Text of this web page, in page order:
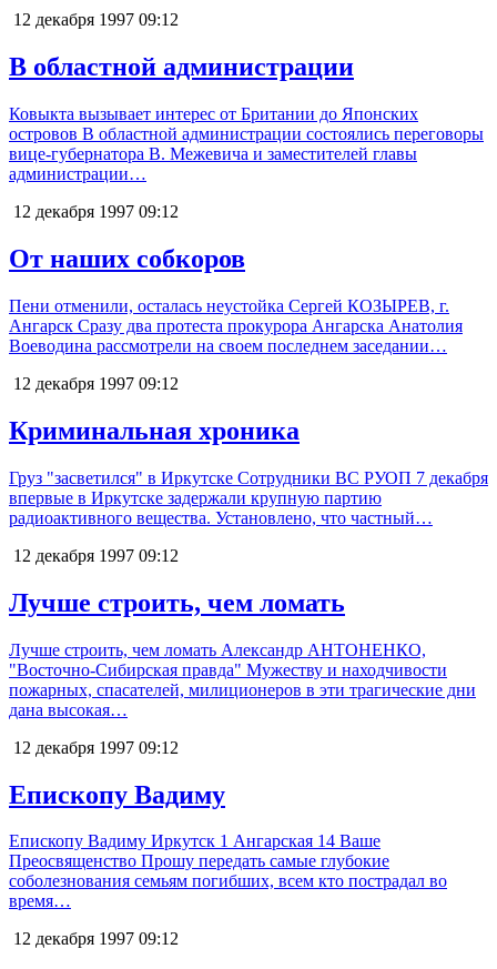
12 декабря 1997 09:12
В областной администрации
Ковыкта вызывает интерес от Британии до Японских
островов В областной администрации состоялись переговоры
вице-губернатора В. Межевича и заместителей главы
администрации…
12 декабря 1997 09:12
От наших собкоров
Пени отменили, осталась неустойка Сергей КОЗЫРЕВ, г.
Ангарск Сразу два протеста прокурора Ангарска Анатолия
Воеводина рассмотрели на своем последнем заседании…
12 декабря 1997 09:12
Криминальная хроника
Груз "засветился" в Иркутске Сотрудники ВС РУОП 7 декабря
впервые в Иркутске задержали крупную партию
радиоактивного вещества. Установлено, что частный…
12 декабря 1997 09:12
Лучше строить, чем ломать
Лучше строить, чем ломать Александр АНТОНЕНКО,
"Восточно-Сибирская правда" Мужеству и находчивости
пожарных, спасателей, милиционеров в эти трагические дни
дана высокая…
12 декабря 1997 09:12
Епископу Вадиму
Епископу Вадиму Иркутск 1 Ангарская 14 Ваше
Преосвященство Прошу передать самые глубокие
соболезнования семьям погибших, всем кто пострадал во
время…
12 декабря 1997 09:12